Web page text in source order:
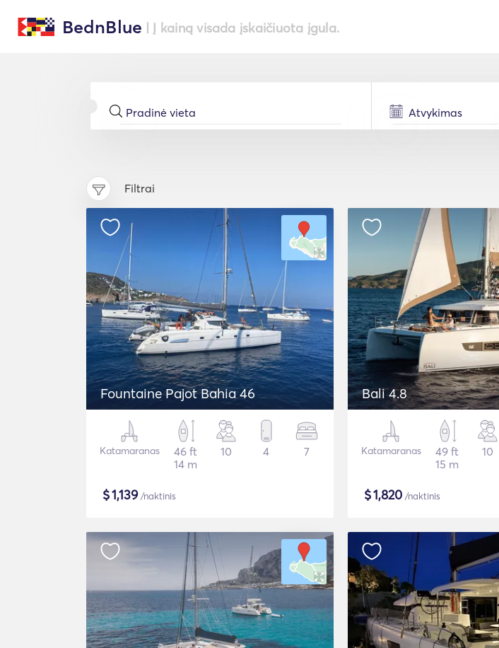
BednBlue | Į kainą visada įskaičiuota įgula.
Filtrai
Fountaine Pajot Bahia 46
Katamaranas
46 ft
14 m
10 4 7
$1,139/naktinis
Bali 4.8
Katamaranas
49 ft
15 m
10
$1,820 /naktinis